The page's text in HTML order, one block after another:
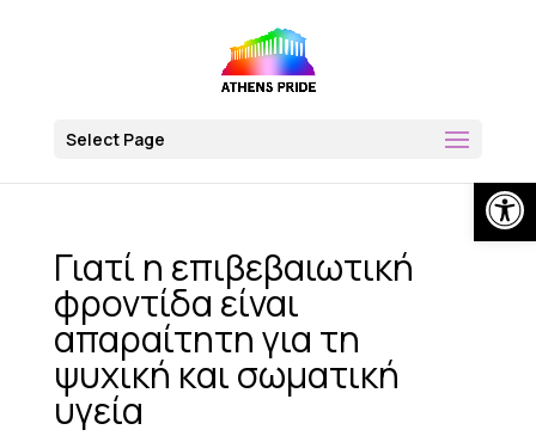
Select Page
Γιατί η επιβεβαιωτική
φροντίδα είναι
απαραίτητη για τη
ψυχική και σωματική
υγεία